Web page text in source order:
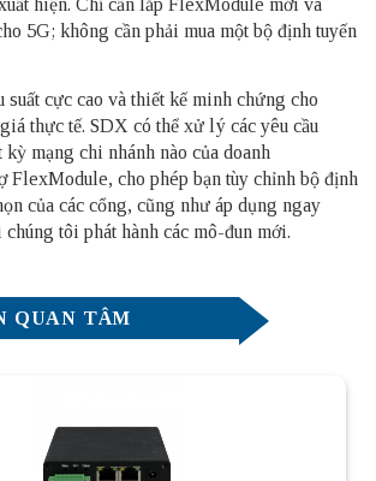
5G; không cần phải mua một bộ định tuyến
suất cực cao và thiết kế minh chứng cho
thực tế. SDX có thể xử lý các yêu cầu
kỳ mạng chi nhánh nào của doanh
FlexModule, cho phép bạn tùy chỉnh bộ định
của các cổng, cũng như áp dụng ngay
tôi phát hành các mô-đun mới.
QUAN TÂM